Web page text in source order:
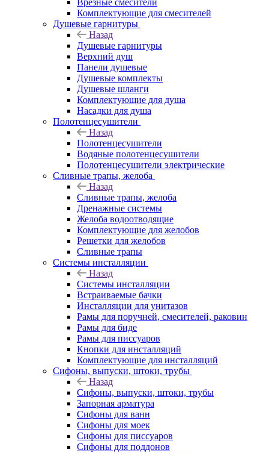
Врезные смесители
Комплектующие для смесителей
Душевые гарнитуры
Назад
Душевые гарнитуры
Верхний душ
Панели душевые
Душевые комплекты
Душевые шланги
Комплектующие для душа
Насадки для душа
Полотенцесушители
Назад
Полотенцесушители
Водяные полотенцесушители
Полотенцесушители электрические
Сливные трапы, желоба
Назад
Сливные трапы, желоба
Дренажные системы
Желоба водоотводящие
Комплектующие для желобов
Решетки для желобов
Сливные трапы
Системы инсталляции
Назад
Системы инсталляции
Встраиваемые бачки
Инсталляции для унитазов
Рамы для поручней, смесителей, раковин
Рамы для биде
Рамы для писсуаров
Кнопки для инсталляций
Комплектующие для инсталляций
Сифоны, выпуски, штоки, трубы
Назад
Сифоны, выпуски, штоки, трубы
Запорная арматура
Сифоны для ванн
Сифоны для моек
Сифоны для писсуаров
Сифоны для поддонов